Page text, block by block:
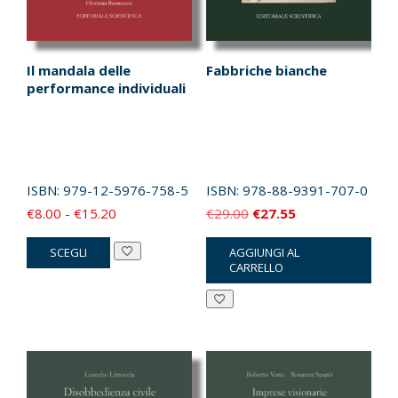
Il mandala delle
performance individuali
ISBN: 979-12-5976-758-5
€8.00 - €15.20
prezzo:
€15.20
SCEGLI
Questo
prodotto
opzioni
Fabbriche bianche
ISBN: 978-88-9391-707-0
€29.00 Il
prezzo
originale
era:
€27.55Il
prezzo
attuale
è:
AGGIUNGI AL
CARRELLO